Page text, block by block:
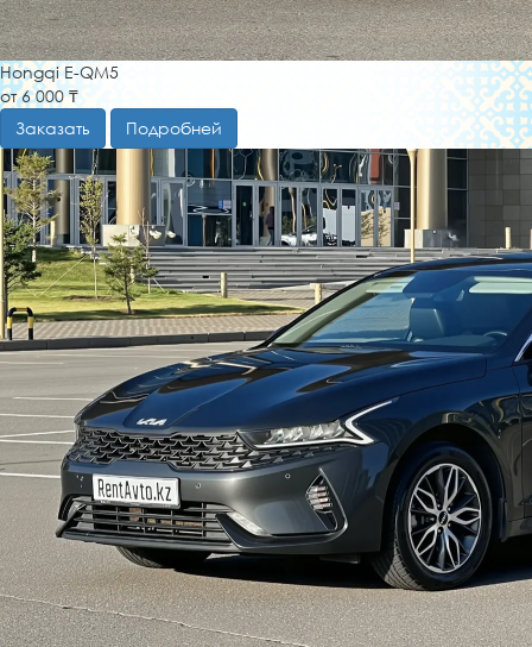
Hongqi E-QM5
от 6 000 ₸
Заказать
Подробней